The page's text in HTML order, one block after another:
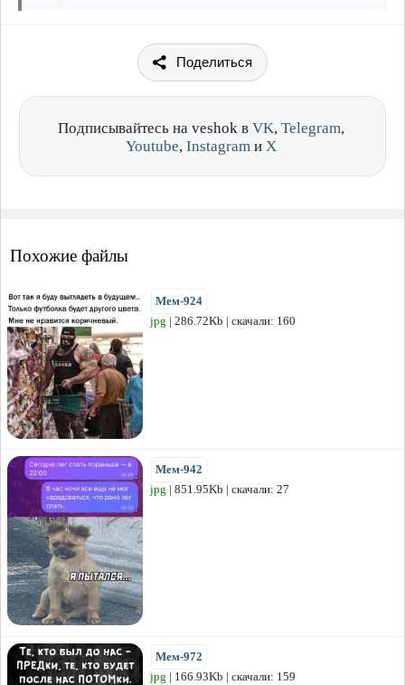
Поделиться
Подписывайтесь на veshok в VK, Telegram,
Youtube, Instagram и X
Похожие файлы
Мем-924
jpg | 286.72Kb | скачали: 160
Мем-942
jpg | 851.95Kb | скачали: 27
Мем-972
jpg | 166.93Kb | скачали: 159